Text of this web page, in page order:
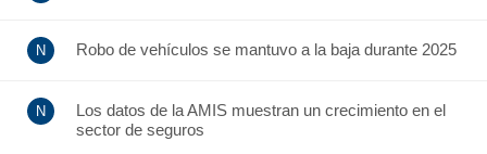
Robo de vehículos se mantuvo a la baja durante 2025
Los datos de la AMIS muestran un crecimiento en el
sector de seguros